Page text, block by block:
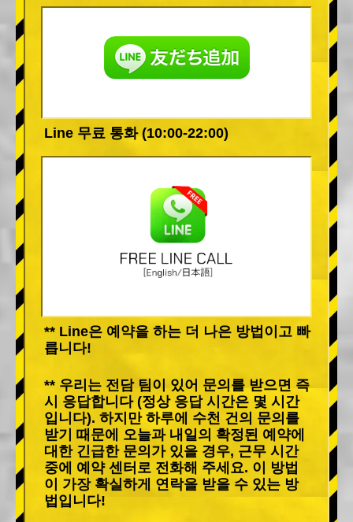
Line 무료 통화 (10:00-22:00)
** Line은 예약을 하는 더 나은 방법이고 빠
릅니다!
** 우리는 전담 팀이 있어 문의를 받으면 즉
시 응답합니다 (정상 응답 시간은 몇 시간
입니다). 하지만 하루에 수천 건의 문의를
받기 때문에 오늘과 내일의 확정된 예약에
대한 긴급한 문의가 있을 경우, 근무 시간
중에 예약 센터로 전화해 주세요. 이 방법
이 가장 확실하게 연락을 받을 수 있는 방
법입니다!